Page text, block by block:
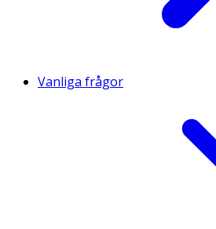
Vanliga frågor